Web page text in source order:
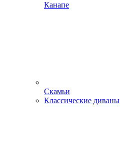
Канапе
Скамьи
Классические диваны